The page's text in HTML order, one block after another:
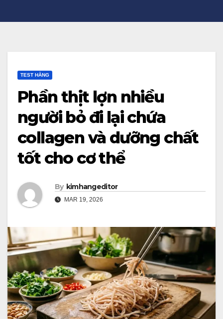
TEST HẰNG
Phần thịt lợn nhiều
người bỏ đi lại chứa
collagen và dưỡng chất
tốt cho cơ thể
By kimhangeditor
MAR 19, 2026